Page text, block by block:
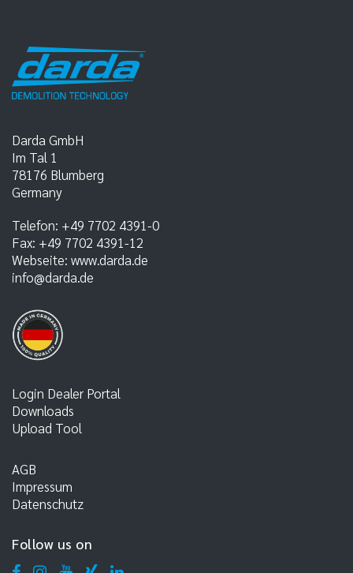
Darda GmbH
Im Tal 1
78176 Blumberg
Germany
Telefon: +49 7702 4391-0
Fax: +49 7702 4391-12
Webseite: www.darda.de
info@darda.de
Login Dealer Portal
Downloads
Upload Tool
AGB
Impressum
Datenschutz
Follow us on